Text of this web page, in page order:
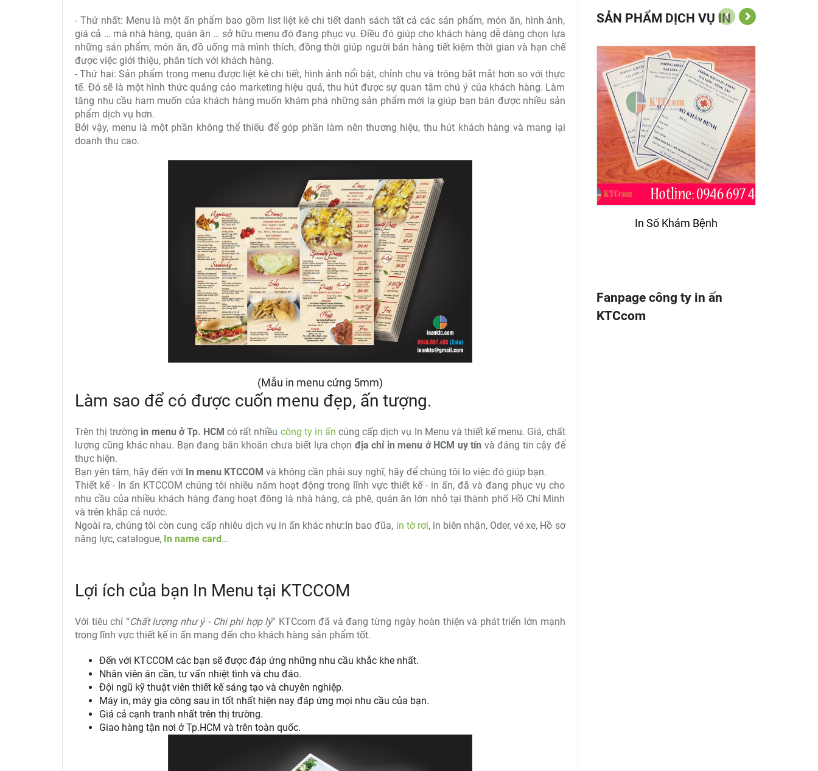
- Thứ nhất: Menu là một ấn phẩm bao gồm list liệt kê chi tiết danh sách tất cả các sản phẩm, món ăn, hình ảnh,
giá cả … mà nhà hàng, quán ăn … sở hữu menu đó đang phục vụ. Điều đó giúp cho khách hàng dễ dàng chọn lựa
những sản phẩm, món ăn, đồ uống mà mình thích, đồng thời giúp người bán hàng tiết kiệm thời gian và hạn chế
được việc giới thiệu, phân tích với khách hàng.
- Thứ hai: Sản phẩm trong menu được liệt kê chi tiết, hình ảnh nổi bật, chỉnh chu và trông bắt mắt hơn so với thực
tế. Đó sẽ là một hình thức quảng cáo marketing hiệu quả, thu hút được sự quan tâm chú ý của khách hàng. Làm
tăng nhu cầu ham muốn của khách hàng muốn khám phá những sản phẩm mới lạ giúp bạn bán được nhiều sản
phẩm dịch vụ hơn.
Bởi vậy, menu là một phần không thể thiếu để góp phần làm nên thương hiệu, thu hút khách hàng và mang lại
doanh thu cao.
(Mẫu in menu cứng 5mm)
Làm sao để có được cuốn menu đẹp, ấn tượng.
Trên thị trường in menu ở Tp. HCM có rất nhiều công ty in ấn cúng cấp dịch vụ In Menu và thiết kế menu. Giá, chất
lượng cũng khác nhau. Bạn đang băn khoăn chưa biết lựa chọn địa chỉ in menu ở HCM uy tín và đáng tin cậy để
thực hiện.
Bạn yên tâm, hãy đến với In menu KTCCOM và không cần phải suy nghĩ, hãy để chúng tôi lo việc đó giúp bạn.
Thiết kế - In ấn KTCCOM chúng tôi nhiều năm hoạt động trong lĩnh vực thiết kế - in ấn, đã và đang phục vụ cho
nhu cầu của nhiều khách hàng đang hoạt đông là nhà hàng, cà phê, quán ăn lớn nhỏ tại thành phố Hồ Chí Minh
và trên khắp cả nước.
Ngoài ra, chúng tôi còn cung cấp nhiêu dịch vụ in ấn khác như:In bao đũa, in tờ rơi, in biên nhận, Oder, vé xe, Hồ sơ
năng lực, catalogue, In name card …
Lợi ích của bạn In Menu tại KTCCOM
Với tiêu chí “Chất lượng như ý - Chi phí hợp lý” KTCcom đã và đang từng ngày hoàn thiện và phát triển lớn mạnh
trong lĩnh vực thiết kế in ấn mang đến cho khách hàng sản phẩm tốt.
Đến với KTCCOM các bạn sẽ được đáp ứng những nhu cầu khắc khe nhất.
Nhân viên ân cần, tư vấn nhiệt tình và chu đáo.
Đội ngũ kỹ thuật viên thiết kế sáng tạo và chuyên nghiệp.
Máy in, máy gia công sau in tốt nhất hiện nay đáp ứng mọi nhu cầu của bạn.
Giá cả cạnh tranh nhất trên thị trường.
Giao hàng tận nơi ở Tp.HCM và trên toàn quốc.
SẢN PHẨM DỊCH VỤ IN
In Sổ Khám Bệnh
Fanpage công ty in ấn
KTCcom